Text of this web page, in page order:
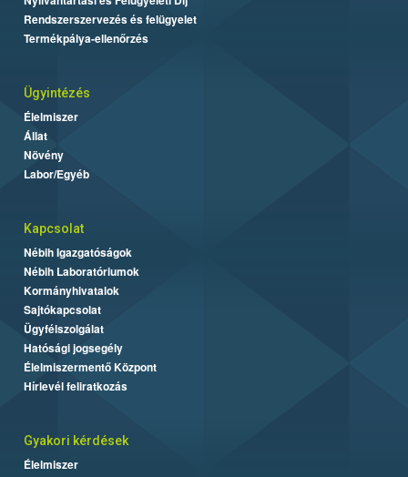
Rendszerszervezés és felügyelet
Termékpálya-ellenőrzés
Ügyintézés
Élelmiszer
Állat
Növény
Labor/Egyéb
Kapcsolat
Nébih Igazgatóságok
Nébih Laboratóriumok
Kormányhivatalok
Sajtókapcsolat
Ügyfélszolgálat
Hatósági jogsegély
Élelmiszermentő Központ
Hírlevél feliratkozás
Gyakori kérdések
Élelmiszer